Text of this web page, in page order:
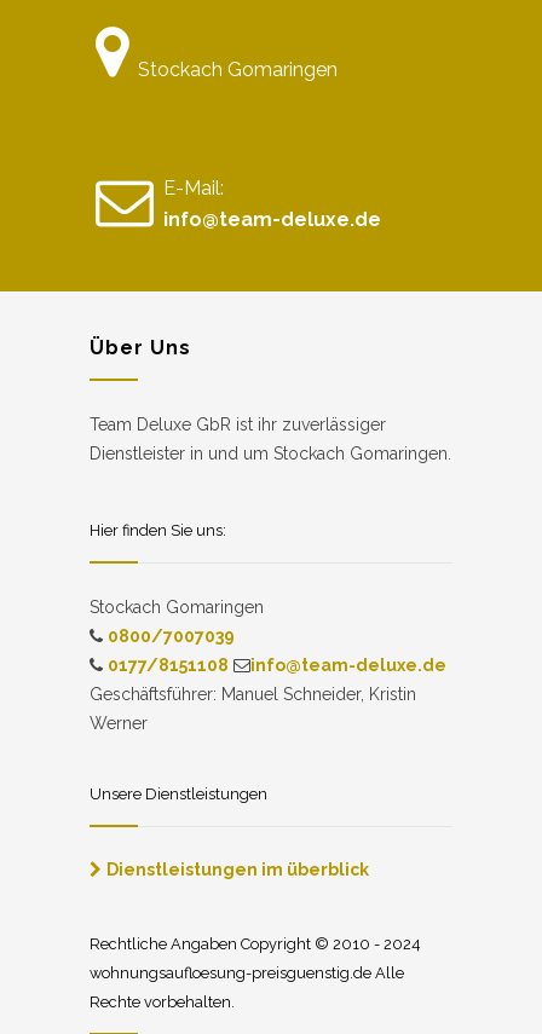
Stockach Gomaringen
E-Mail:
info@team-deluxe.de
Über Uns
Team Deluxe GbR ist ihr zuverlässiger
Dienstleister in und um Stockach Gomaringen.
Hier finden Sie uns:
Stockach Gomaringen
0800/7007039
0177/8151108
info@team-deluxe.de
Geschäftsführer: Manuel Schneider, Kristin
Werner
Unsere Dienstleistungen
Dienstleistungen im überblick
Rechtliche Angaben Copyright © 2010 - 2024
wohnungsaufloesung-preisguenstig.de Alle
Rechte vorbehalten.